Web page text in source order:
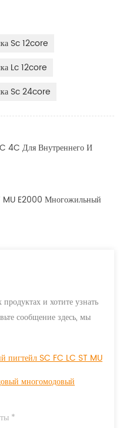
Sc 12core
Lc 12core
Sc 24core
4C Для Внутреннего И
MU E2000 Многожильный
и хотите узнать
сообщение здесь, мы
пигтейл SC FC LC ST MU
многомодовый